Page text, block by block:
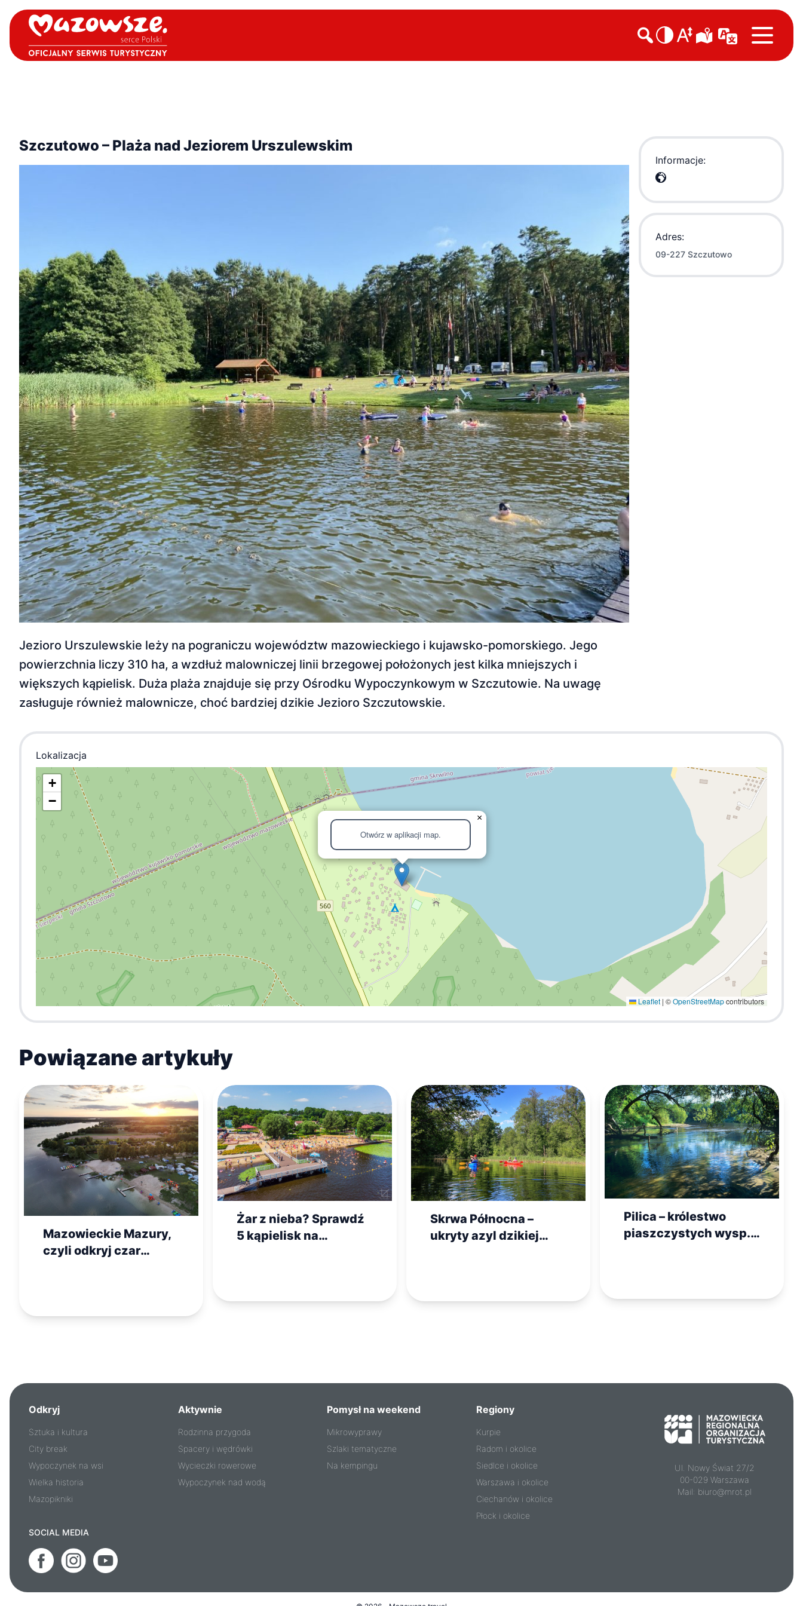

Szczutowo – Plaża nad Jeziorem Urszulewskim
Jezioro Urszulewskie leży na pograniczu województw mazowieckiego i kujawsko-pomorskiego. Jego
powierzchnia liczy 310 ha, a wzdłuż malowniczej linii brzegowej położonych jest kilka mniejszych i
większych kąpielisk. Duża plaża znajduje się przy Ośrodku Wypoczynkowym w Szczutowie. Na uwagę
zasługuje również malownicze, choć bardziej dzikie Jezioro Szczutowskie.
Informacje:
Adres:
09-227 Szczutowo
Lokalizacja
Otwórz w aplikacji map.
×
+
−
Leaflet | ©OpenStreetMapcontributors
Powiązane artykuły
Mazowieckie Mazury,
czyli odkryj czar
Żar z nieba? Sprawdź
5 kąpielisk na
Skrwa Północna –
ukryty azyl dzikiej
Pilica – królestwo
piaszczystych wysp.
Odkryj
Sztuka i kultura
City break
Wypoczynek na wsi
Wielka historia
Mazopikniki
Aktywnie
Rodzinna przygoda
Spacery i wędrówki
Wycieczki rowerowe
Wypoczynek nad wodą
Pomysł na weekend
Mikrowyprawy
Szlaki tematyczne
Na kempingu
Regiony
Kurpie
Radom i okolice
Siedlce i okolice
Warszawa i okolice
Ciechanów i okolice
Płock i okolice
Ul. Nowy Świat 27/2
00-029 Warszawa
Mail: biuro@mrot.pl
SOCIAL MEDIA